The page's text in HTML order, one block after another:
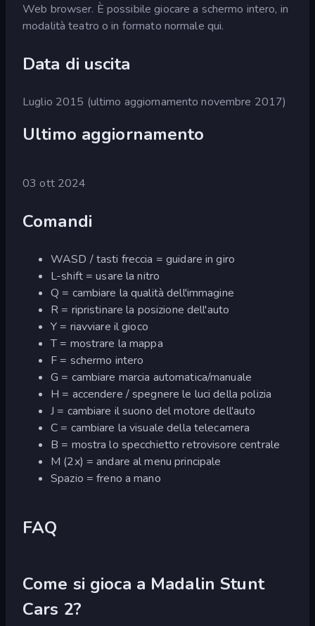
Web browser. È possibile giocare a schermo intero, in
modalità teatro o in formato normale qui.
Data di uscita
Luglio 2015 (ultimo aggiornamento novembre 2017)
Ultimo aggiornamento
03 ott 2024
Comandi
WASD / tasti freccia = guidare in giro
L-shift = usare la nitro
Q = cambiare la qualità dell'immagine
R = ripristinare la posizione dell'auto
Y = riavviare il gioco
T = mostrare la mappa
F = schermo intero
G = cambiare marcia automatica/manuale
H = accendere / spegnere le luci della polizia
J = cambiare il suono del motore dell'auto
C = cambiare la visuale della telecamera
B = mostra lo specchietto retrovisore centrale
M (2x) = andare al menu principale
Spazio = freno a mano
FAQ
Come si gioca a Madalin Stunt
Cars 2?